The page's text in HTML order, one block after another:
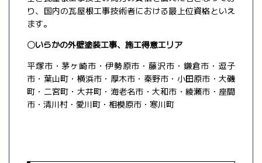
り、国内の瓦屋根工事技術者における最上位資格といえ
ます。
〇いらかの外壁塗装工事、施工得意エリア
平塚市・茅ヶ崎市・伊勢原市・藤沢市・鎌倉市・逗子
市・葉山町・横浜市・厚木市・秦野市・小田原市・大磯
町・二宮町・大井町・海老名市・大和市・綾瀬市・座間
市・清川村・愛川町・相模原市・寒川町